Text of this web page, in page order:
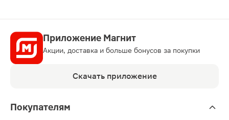
Приложение Магнит
Акции, доставка и больше бонусов за покупки
Скачать приложение
Покупателям